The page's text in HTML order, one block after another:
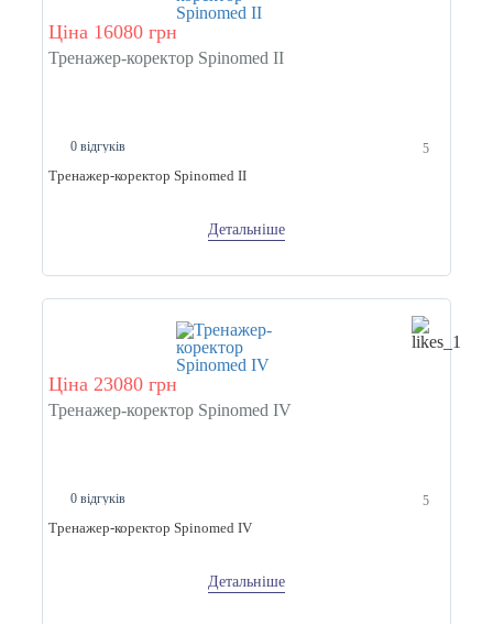
Ціна 16080 грн
Тренажер-коректор Spinomed II
0 відгуків 5
Тренажер-коректор Spinomed II
Детальніше
Ціна 23080 грн
Тренажер-коректор Spinomed IV
0 відгуків 5
Тренажер-коректор Spinomed IV
Детальніше